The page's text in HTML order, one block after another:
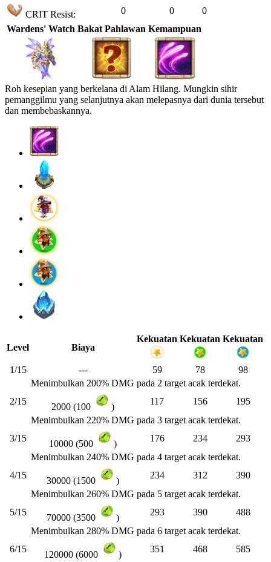
CRIT Resist: 0 0
0
Wardens' Watch Bakat Pahlawan Kemampuan
Roh kesepian yang berkelana di Alam Hilang. Mungkin sihir
pemanggilmu yang selanjutnya akan melepasnya dari dunia tersebut
dan membebaskannya.
Level Biaya
Kekuatan Kekuatan Kekuatan
1/15 --- 59 78
98
Menimbulkan 200% DMG pada 2 target acak terdekat.
2/15
2000 (100 )
117 156
195
Menimbulkan 220% DMG pada 3 target acak terdekat.
3/15
10000 (500 )
176 234
293
Menimbulkan 240% DMG pada 4 target acak terdekat.
4/15
30000 (1500 )
234 312
390
Menimbulkan 260% DMG pada 5 target acak terdekat.
5/15
70000 (3500 )
293 390
488
Menimbulkan 280% DMG pada 6 target acak terdekat.
6/15
120000 (6000 )
351 468
585